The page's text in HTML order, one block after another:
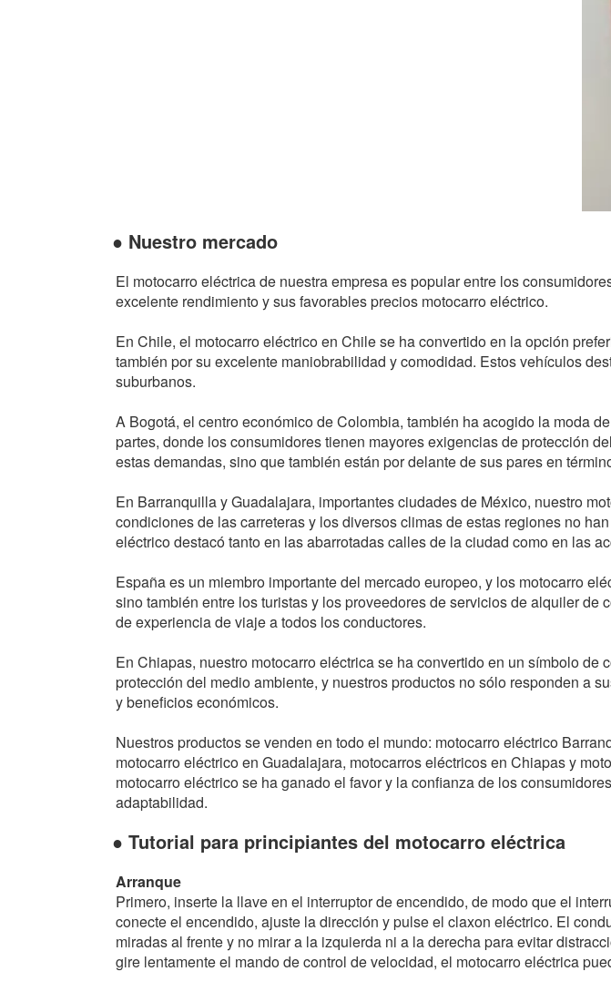
● Nuestro mercado
El motocarro eléctrica de nuestra empresa es popular entre los
excelente rendimiento y sus favorables precios motocarro eléctrico.
En Chile, el motocarro eléctrico en Chile se ha convertido en la opción
también por su excelente maniobrabilidad y comodidad. Estos vehículos
suburbanos.
A Bogotá, el centro económico de Colombia, también ha acogido la moda
partes, donde los consumidores tienen mayores exigencias de protección
estas demandas, sino que también están por delante de sus pares en
En Barranquilla y Guadalajara, importantes ciudades de México, nuestro
condiciones de las carreteras y los diversos climas de estas regiones no
eléctrico destacó tanto en las abarrotadas calles de la ciudad como en las
España es un miembro importante del mercado europeo, y los motocarro
sino también entre los turistas y los proveedores de servicios de alquiler
de experiencia de viaje a todos los conductores.
En Chiapas, nuestro motocarro eléctrica se ha convertido en un símbolo
protección del medio ambiente, y nuestros productos no sólo responden a
y beneficios económicos.
Nuestros productos se venden en todo el mundo: motocarro eléctrico
motocarro eléctrico en Guadalajara, motocarros eléctricos en Chiapas y
motocarro eléctrico se ha ganado el favor y la confianza de los
adaptabilidad.
● Tutorial para principiantes del motocarro eléctrica
Arranque
Primero, inserte la llave en el interruptor de encendido, de modo que el
conecte el encendido, ajuste la dirección y pulse el claxon eléctrico. El
miradas al frente y no mirar a la izquierda ni a la derecha para evitar
gire lentamente el mando de control de velocidad, el motocarro eléctrica